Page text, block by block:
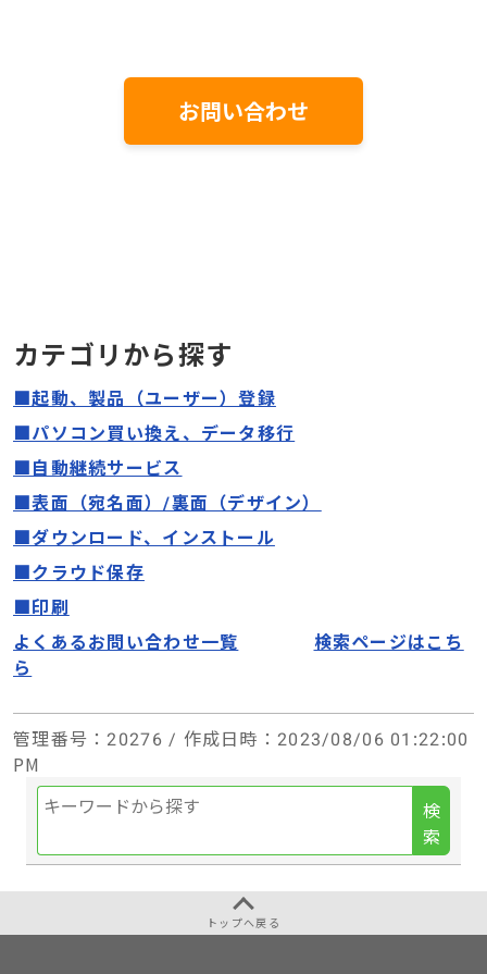
お問い合わせ
カテゴリから探す
■起動、製品（ユーザー）登録
■パソコン買い換え、データ移行
■自動継続サービス
■表面（宛名面）/裏面（デザイン）
■ダウンロード、インストール
■クラウド保存
■印刷
よくあるお問い合わせ一覧
検索ページはこち
ら
管理番号 ：20276 / 作成日時 ：2023/08/06 01:22:00
PM
検
索
トップへ戻る